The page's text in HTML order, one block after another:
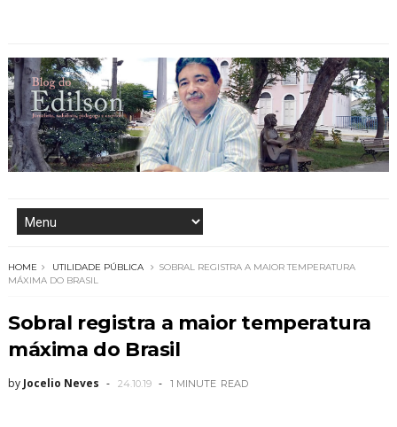
HOME UTILIDADE PÚBLICA
SOBRAL REGISTRA A MAIOR TEMPERATURA
MÁXIMA DO BRASIL
Sobral registra a maior temperatura
máxima do Brasil
by Jocelio Neves 24.10.19 1 MINUTE READ